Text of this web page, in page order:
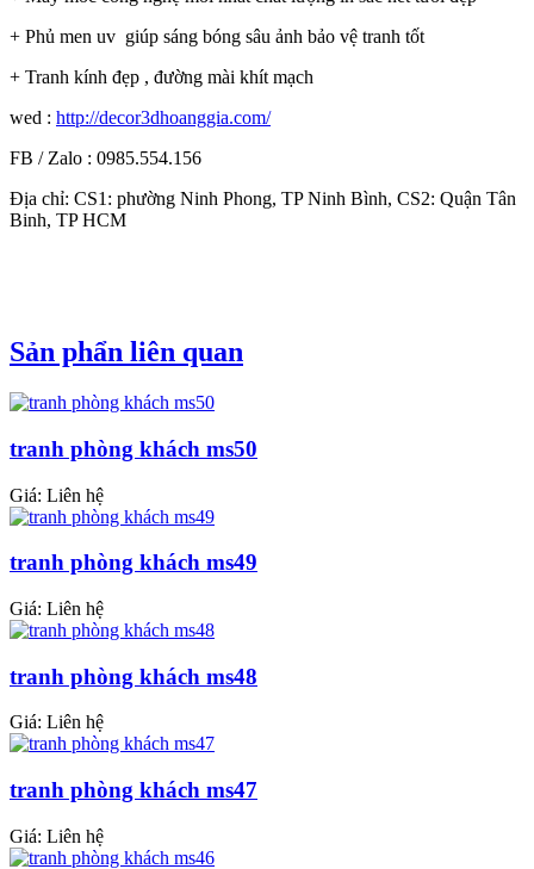
+ Phủ men uv giúp sáng bóng sâu ảnh bảo vệ tranh tốt
+ Tranh kính đẹp , đường mài khít mạch
wed : http://decor3dhoanggia.com/
FB / Zalo : 0985.554.156
Địa chỉ: CS1: phường Ninh Phong, TP Ninh Bình, CS2: Quận Tân
Binh, TP HCM
Sản phẩn liên quan
tranh phòng khách ms50
Giá: Liên hệ
tranh phòng khách ms49
Giá: Liên hệ
tranh phòng khách ms48
Giá: Liên hệ
tranh phòng khách ms47
Giá: Liên hệ